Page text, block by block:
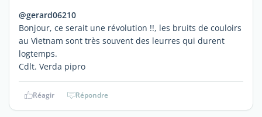
@gerard06210
Bonjour, ce serait une révolution !!, les bruits de couloirs
au Vietnam sont très souvent des leurres qui durent
logtemps.
Cdlt. Verda pipro
Réagir Répondre